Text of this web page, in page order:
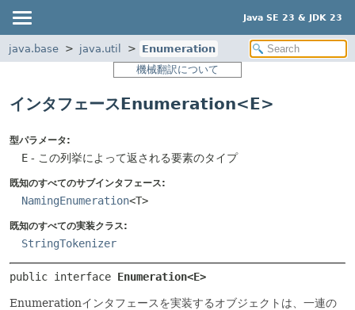
Java SE 23 & JDK 23
java.base java.util
Enumeration
機械翻訳について
インタフェースEnumeration<E>
型パラメータ:
E - この列挙によって返される要素のタイプ
既知のすべてのサブインタフェース:
NamingEnumeration<T>
既知のすべての実装クラス:
StringTokenizer
public interface Enumeration<E>
Enumerationインタフェースを実装するオブジェクトは、一連の